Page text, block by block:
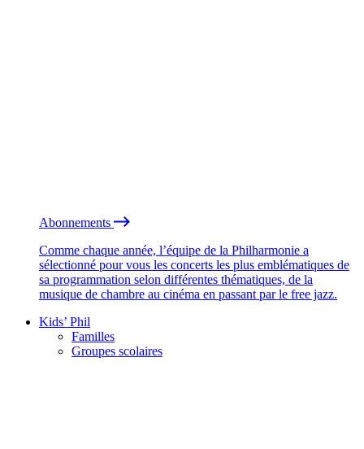
Abonnements
Comme chaque année, l’équipe de la Philharmonie a
sélectionné pour vous les concerts les plus emblématiques de
sa programmation selon différentes thématiques, de la
musique de chambre au cinéma en passant par le free jazz.
Kids’ Phil
Familles
Groupes scolaires